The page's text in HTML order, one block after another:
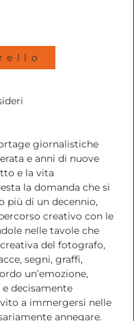
giornalistiche
e anni di nuove
e la vita
la domanda che si
più di un decennio,
creativo con le
nelle tavole che
del fotografo,
segni, graffi,
un’emozione,
decisamente
a immergersi nelle
annegare.